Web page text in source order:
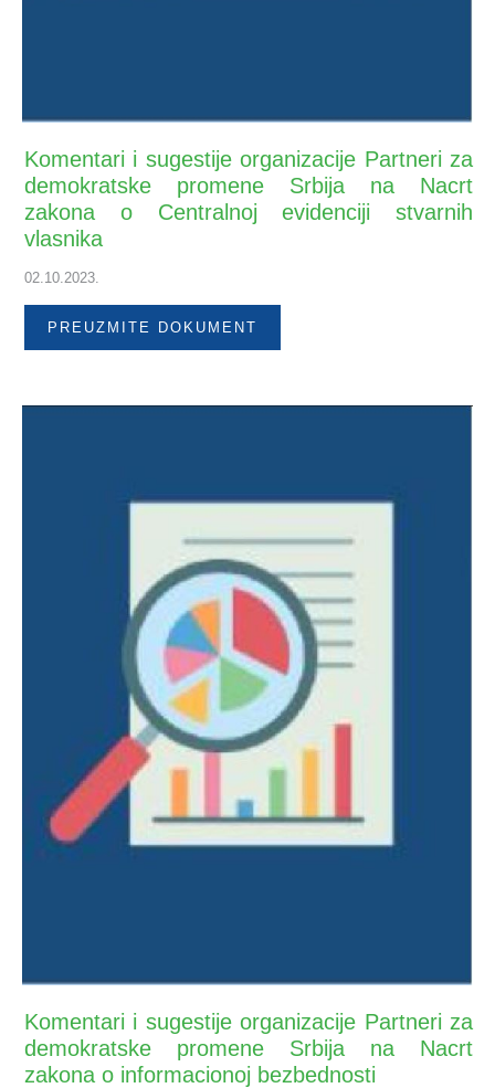
Komentari i sugestije organizacije Partneri za
demokratske promene Srbija na Nacrt
zakona o Centralnoj evidenciji stvarnih
vlasnika
02.10.2023.
PREUZMITE DOKUMENT
Komentari i sugestije organizacije Partneri za
demokratske promene Srbija na Nacrt
zakona o informacionoj bezbednosti